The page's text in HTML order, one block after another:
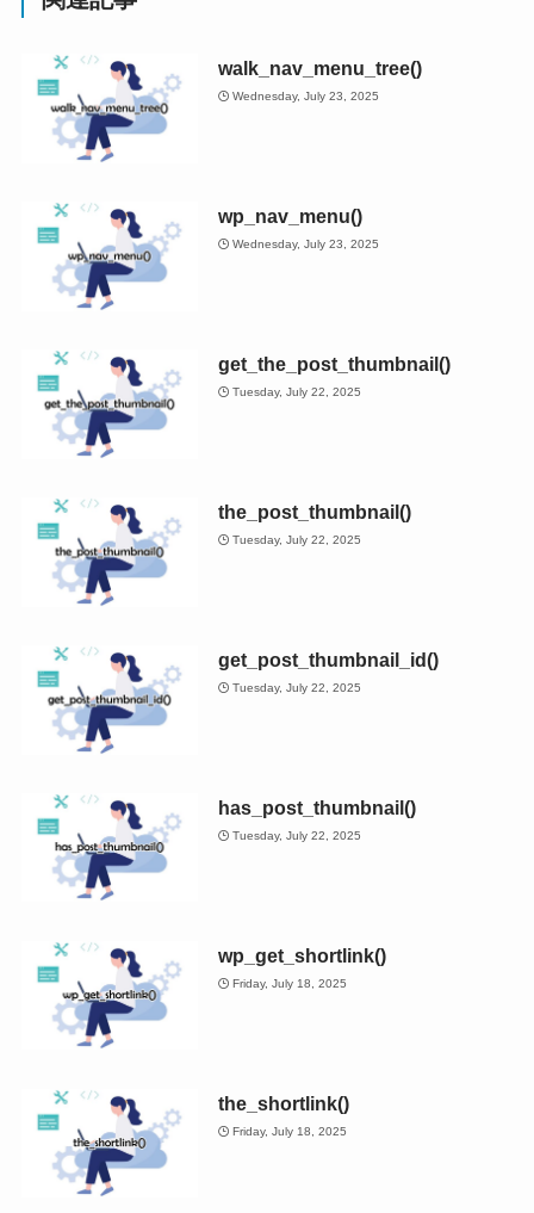
walk_nav_menu_tree()
Wednesday, July 23, 2025
wp_nav_menu()
Wednesday, July 23, 2025
get_the_post_thumbnail()
Tuesday, July 22, 2025
the_post_thumbnail()
Tuesday, July 22, 2025
get_post_thumbnail_id()
Tuesday, July 22, 2025
has_post_thumbnail()
Tuesday, July 22, 2025
wp_get_shortlink()
Friday, July 18, 2025
the_shortlink()
Friday, July 18, 2025